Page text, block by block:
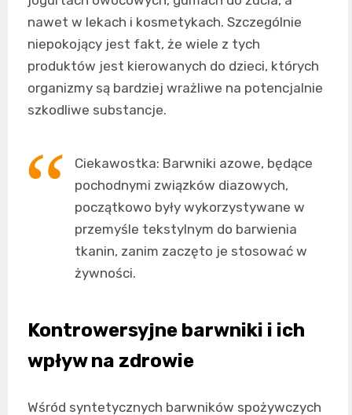
nawet w lekach i kosmetykach. Szczególnie
niepokojący jest fakt, że wiele z tych
produktów jest kierowanych do dzieci, których
organizmy są bardziej wrażliwe na potencjalnie
szkodliwe substancje.
Ciekawostka: Barwniki azowe, będące
pochodnymi związków diazowych,
początkowo były wykorzystywane w
przemyśle tekstylnym do barwienia
tkanin, zanim zaczęto je stosować w
żywności.
Kontrowersyjne barwniki i ich
wpływ na zdrowie
Wśród syntetycznych barwników spożywczych